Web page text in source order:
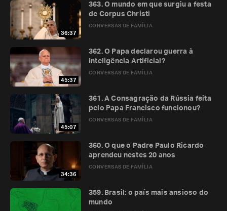
36:37
CONVERSAS DE FAMÍLIA
363. O mundo em que surgiu a festa
de Corpus Christi
45:37
CONVERSAS DE FAMÍLIA
362. O Papa declarou guerra à
Inteligência Artificial?
45:07
CONVERSAS DE FAMÍLIA
361. A Consagração da Rússia feita
pelo Papa Francisco funcionou?
34:36
CONVERSAS DE FAMÍLIA
360. O que o Padre Paulo Ricardo
aprendeu nestes 20 anos
359. Brasil: o país mais ansioso do
mundo